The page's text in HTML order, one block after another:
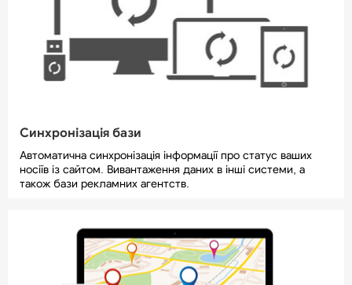
Синхронізація бази
Автоматична синхронізація інформації про статус ваших
носіїв із сайтом. Вивантаження даних в інші системи, а
також бази рекламних агентств.